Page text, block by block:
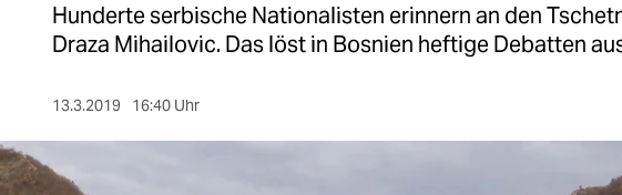
Hunderte serbische Nationalisten erinnern an den
Draza Mihailovic. Das löst in Bosnien heftige Debatten
13.3.2019 16:40 Uhr